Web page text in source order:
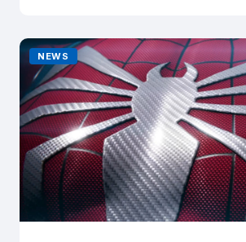
écran. Selon le magazine Deadline,
NEWS